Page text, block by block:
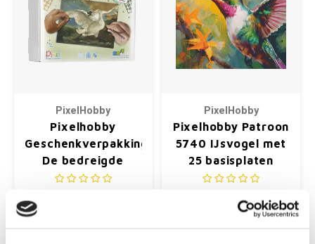
PixelHobby
Pixelhobby
Geschenkverpakking
De bedreigde
zwaan Asselijn
9 basisplaten ca. 38 x 30
PixelHobby
Pixelhobby Patroon
5740 IJsvogel met
25 basisplaten
25 basisplaten ca. ca. 63,5
x 50,8 cm